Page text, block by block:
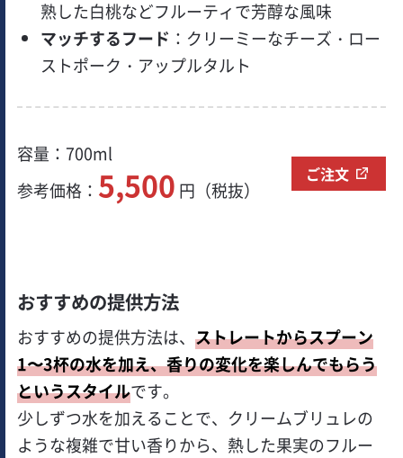
熟した白桃などフルーティで芳醇な風味
マッチするフード ：クリーミーなチーズ・ロー
ストポーク・アップルタルト
容量：700ml
参考価格： 5,500 円（税抜）
ご注文
おすすめの提供方法
おすすめの提供方法は、ストレートからスプーン
1〜3杯の水を加え、香りの変化を楽しんでもらう
というスタイルです。
少しずつ水を加えることで、クリームブリュレの
ような複雑で甘い香りから、熱した果実のフルー